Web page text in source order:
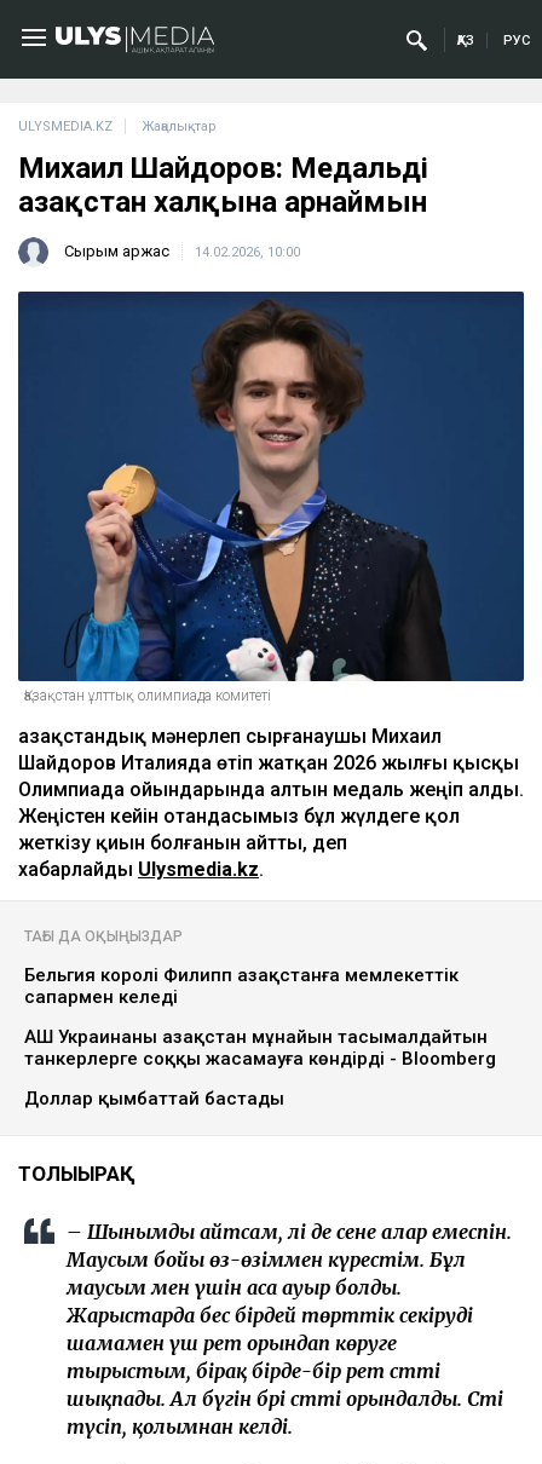
ҚАЗ РУС
ULYSMEDIA.KZ Жаңалықтар
Михаил Шайдоров: Медальді
Қазақстан халқына арнаймын
Сырым Қаржас 14.02.2026, 10:00
Қазақстан ұлттық олимпиада комитеті
Қазақстандық мәнерлеп сырғанаушы Михаил
Шайдоров Италияда өтіп жатқан 2026 жылғы қысқы
Олимпиада ойындарында алтын медаль жеңіп алды.
Жеңістен кейін отандасымыз бұл жүлдеге қол
жеткізу қиын болғанын айтты, деп
хабарлайды Ulysmedia.kz.
ТАҒЫ ДА ОҚЫҢЫЗДАР
Бельгия королі Филипп Қазақстанға мемлекеттік
сапармен келеді
АҚШ Украинаны Қазақстан мұнайын тасымалдайтын
танкерлерге соққы жасамауға көндірді - Bloomberg
Доллар қымбаттай бастады
ТОЛЫҒЫРАҚ
– Шынымды айтсам, әлі де сене алар емеспін.
Маусым бойы өз-өзіммен күрестім. Бұл
маусым мен үшін аса ауыр болды.
Жарыстарда бес бірдей төрттік секіруді
шамамен үш рет орындап көруге
тырыстым, бірақ бірде-бір рет сәтті
шықпады. Ал бүгін бәрі сәтті орындалды. Сәті
түсіп, қолымнан келді.